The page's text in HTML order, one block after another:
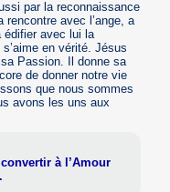
par la reconnaissance
avec l’ange, a
édifier avec lui la
en vérité. Jésus
Passion. Il donne sa
de donner notre vie
que nous sommes
avons les uns aux
à l’Amour